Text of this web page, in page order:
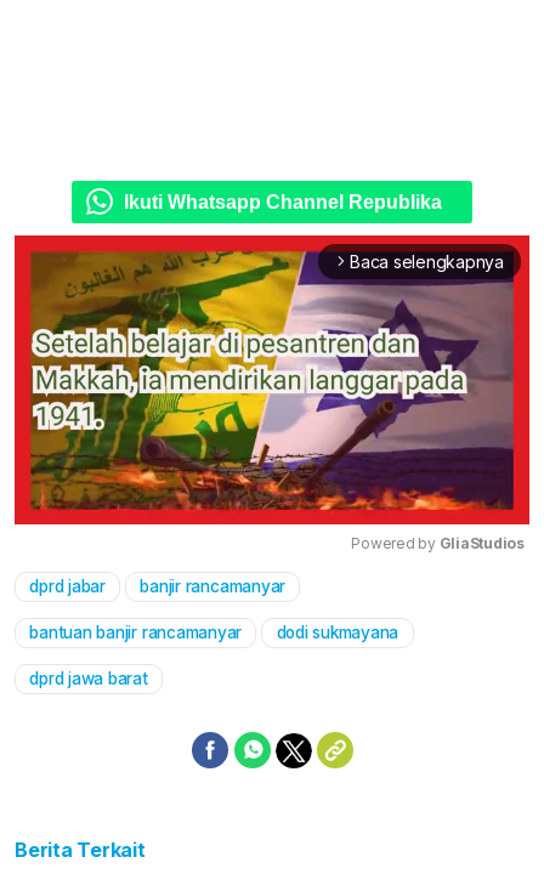
Ikuti Whatsapp Channel Republika
arrow_forward_ios Baca selengkapnya
Powered by GliaStudios
dprd jabar banjir rancamanyar
bantuan banjir rancamanyar dodi sukmayana
dprd jawa barat
Berita Terkait